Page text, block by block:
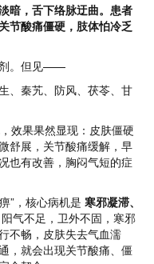
暗，舌下络脉迂曲。患者
节酸痛僵硬，肢体怕冷乏
剂。但见——
、秦艽、防风、茯苓、甘
效果果然显现：皮肤僵硬
舒展，关节酸痛缓解，早
也有改善，胸闷气短的症
”，核心病机是 寒邪凝滞、
气不足，卫外不固，寒邪
不畅，皮肤失去气血濡
，就会出现关节酸痛、僵